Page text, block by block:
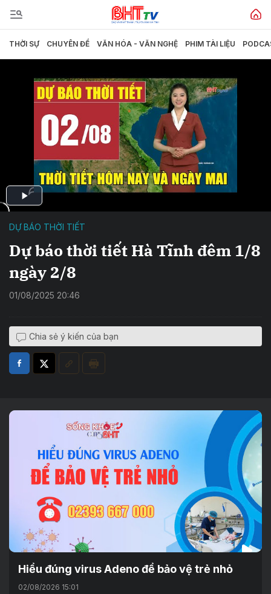
THỜI SỰ CHUYÊN ĐỀ VĂN HÓA - VĂN NGHỆ PHIM TÀI LIỆU
DỰ BÁO THỜI TIẾT
Dự báo thời tiết Hà Tĩnh đêm 1/8
ngày 2/8
01/08/2025 20:46
Chia sẻ ý kiến của bạn
Hiểu đúng virus Adeno để bảo vệ trẻ nhỏ
02/08/2026 15:01